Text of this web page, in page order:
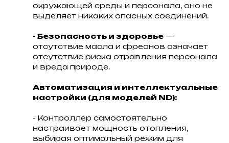
окружающей среды и персонала, оно не
выделяет никаких опасных соединений.
- Безопасность и здоровье —
отсутствие масла и фреонов означает
отсутствие риска отравления персонала
и вреда природе.
Автоматизация и интеллектуальные
настройки (для моделей ND):
- Контроллер самостоятельно
настраивает мощность отопления,
выбирая оптимальный режим для